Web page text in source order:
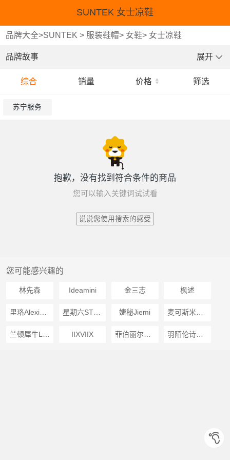
SUNTEK 女士凉鞋
品牌大全>SUNTEK > 服装鞋帽> 女鞋> 女士凉鞋
品牌故事 展开
综合 销量 价格 筛选
苏宁服务
抱歉，没有找到符合条件的商品
您可以输入关键词试试看
说说您使用搜索的感受
您可能感兴趣的
林先森 Ideamini 金三志 枫述
星期六STSAT 婕秘Jiemi
IIXVIIX